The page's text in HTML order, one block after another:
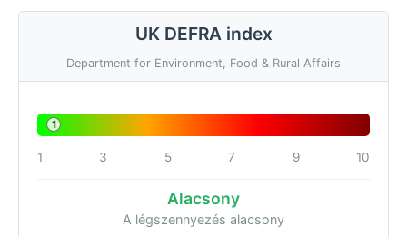
UK DEFRA index
Department for Environment, Food & Rural Affairs
1
1 3 5 7 9 10
Alacsony
A légszennyezés alacsony